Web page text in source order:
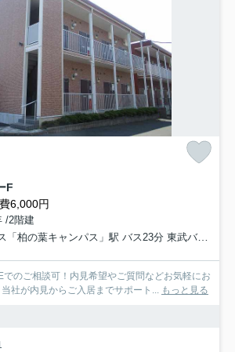
F
6,000円
/2階建
葉キャンパス」駅 バス23分 東武バス「三間」 停歩10分
でのご相談可！内見希望やご質問などお気軽にお
社が内見からご入居までサポート... もっと見る